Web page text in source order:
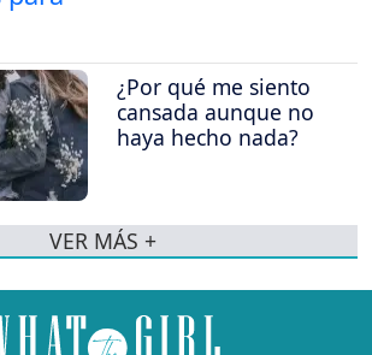
¿Por qué me siento
cansada aunque no
haya hecho nada?
VER MÁS +